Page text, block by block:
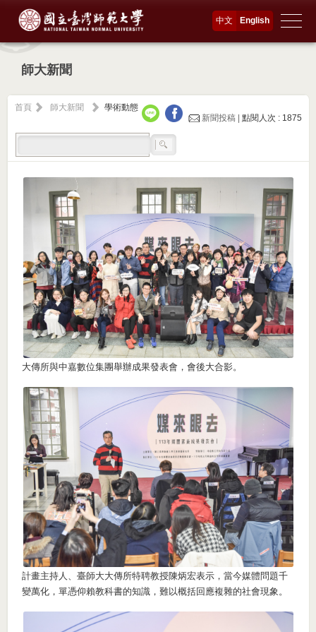
English
中文
師大新聞
首頁 師大新聞
學術動態
新聞投稿 |點閱人次 : 1875
大傳所與中嘉數位集團舉辦成果發表會，會後大合影。
計畫主持人、臺師大大傳所特聘教授陳炳宏表示，當今媒體問題千
變萬化，單憑仰賴教科書的知識，難以概括回應複雜的社會現象。